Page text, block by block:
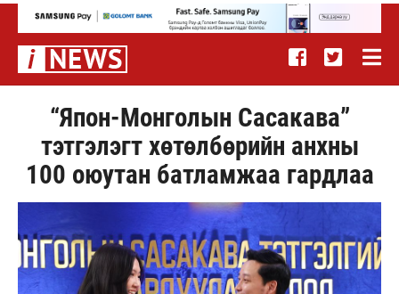
“Япон-Монголын Сасакава”
тэтгэлэгт хөтөлбөрийн анхны
100 оюутан батламжаа гардлаа